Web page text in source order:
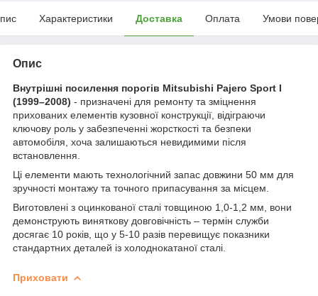
Характеристики Доставка Оплата Умови
Опис
Внутрішні посилення порогів Mitsubishi Pajero Sport I
(1999–2008) - призначені для ремонту та зміцнення
прихованих елементів кузовної конструкції, відіграючи
ключову роль у забезпеченні жорсткості та безпеки
автомобіля, хоча залишаються невидимими після
встановлення.
Ці елементи мають технологічний запас довжини 50 мм для
зручності монтажу та точного припасування за місцем.
Виготовлені з оцинкованої сталі товщиною 1,0-1,2 мм, вони
демонструють виняткову довговічність – термін служби
досягає 10 років, що у 5-10 разів перевищує показники
стандартних деталей із холоднокатаної сталі.
Приховати